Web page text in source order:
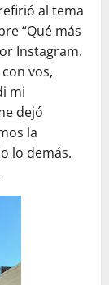
al tema
“Qué más
Instagram.
vos,
mi
dejó
la
lo demás.